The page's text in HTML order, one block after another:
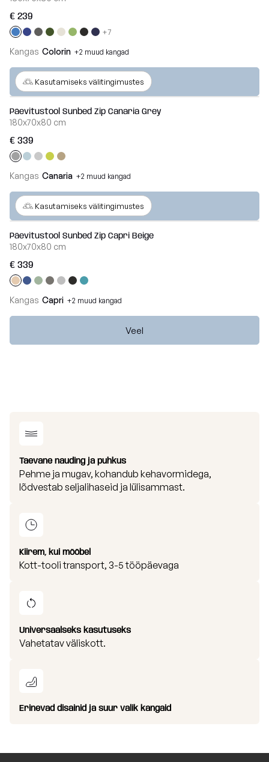
TUBE
COCOON
RAZZ
ROLL
Vaata
kõiki
Diivanid
Koeravoodid
Vaata
kõiki
Barcelona
luxe
Eesti
€ 239
+7
Kangas Colorin +2 muud kangad
Veel
Kasutamiseks välitingimustes
Päevitustool Sunbed Zip Canaria Grey
180x70x80 cm
€ 339
Kangas Canaria +2 muud kangad
Veel
Kasutamiseks välitingimustes
Päevitustool Sunbed Zip Capri Beige
180x70x80 cm
€ 339
Kangas Capri +2 muud kangad
Veel
Taevane nauding ja puhkus
Pehme ja mugav, kohandub kehavormidega,
lõdvestab seljalihaseid ja lülisammast.
Kiirem, kui mööbel
Kott-tooli transport, 3-5 tööpäevaga
Universaalseks kasutuseks
Vahetatav väliskott.
Erinevad disainid ja suur valik kangaid